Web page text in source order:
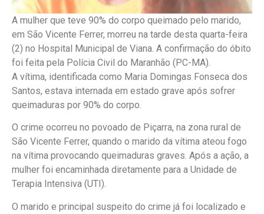
A mulher que teve 90% do corpo queimado pelo marido,
em São Vicente Ferrer, morreu na tarde desta quarta-feira
(2) no Hospital Municipal de Viana. A confirmação do óbito
foi feita pela Polícia Civil do Maranhão (PC-MA).
A vítima, identificada como Maria Domingas Fonseca dos
Santos, estava internada em estado grave após sofrer
queimaduras por 90% do corpo.
O crime ocorreu no povoado de Piçarra, na zona rural de
São Vicente Ferrer, quando o marido da vítima ateou fogo
na vítima provocando queimaduras graves. Após a ação, a
mulher foi encaminhada diretamente para a Unidade de
Terapia Intensiva (UTI).
O marido e principal suspeito do crime já foi localizado e